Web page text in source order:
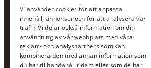
Jour:073-36 88 87 0
Växel:020-120 29 00
E-post:info@scandcon.se
BESÖKSADRESS
Vi använder cookies för att anpassa
innehåll, annonser och för att analysera vår
trafik. Vi delar också information om din
användning av vår webbplats med våra
reklam- och analyspartners som kan
kombinera den med annan information som
du har tillhandahållit dem eller som de har